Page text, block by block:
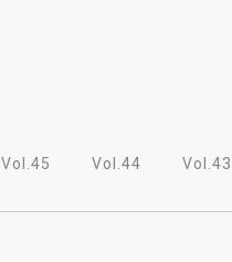
Vol.45 Vol.44 Vol.43